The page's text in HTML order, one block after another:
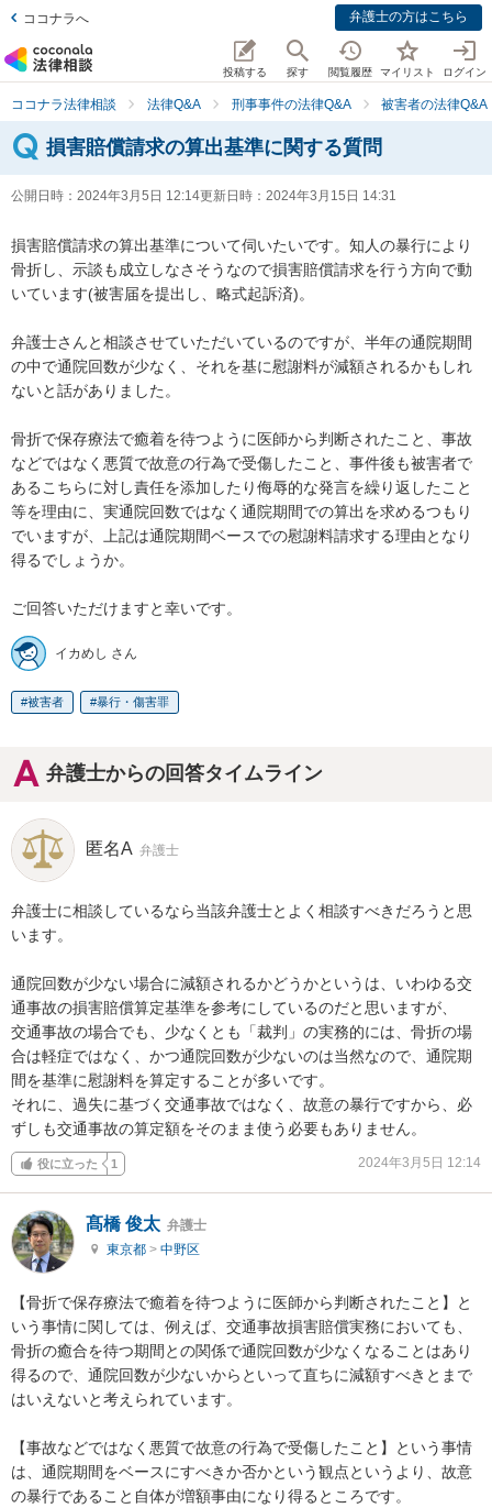
ココナラへ 弁護士の方はこちら
投稿する 探す 閲覧履歴 マイリスト ログイン
ココナラ法律相談 法律Q&A 刑事事件の法律Q&A 被害者の法律Q&A
損害賠償請求の算出基準に関する質問
公開日時： 2024年3月5日 12:14更新日時： 2024年3月15日 14:31
損害賠償請求の算出基準について伺いたいです。知人の暴行により
骨折し、示談も成立しなさそうなので損害賠償請求を行う方向で動
いています(被害届を提出し、略式起訴済)。
弁護士さんと相談させていただいているのですが、半年の通院期間
の中で通院回数が少なく、それを基に慰謝料が減額されるかもしれ
ないと話がありました。
骨折で保存療法で癒着を待つように医師から判断されたこと、事故
などではなく悪質で故意の行為で受傷したこと、事件後も被害者で
あるこちらに対し責任を添加したり侮辱的な発言を繰り返したこと
等を理由に、実通院回数ではなく通院期間での算出を求めるつもり
でいますが、上記は通院期間ベースでの慰謝料請求する理由となり
得るでしょうか。
ご回答いただけますと幸いです。
イカめし さん
被害者 暴行・傷害罪
弁護士からの回答タイムライン
匿名A 弁護士
弁護士に相談しているなら当該弁護士とよく相談すべきだろうと思
います。
通院回数が少ない場合に減額されるかどうかというは、いわゆる交
通事故の損害賠償算定基準を参考にしているのだと思いますが、
交通事故の場合でも、少なくとも「裁判」の実務的には、骨折の場
合は軽症ではなく、かつ通院回数が少ないのは当然なので、通院期
間を基準に慰謝料を算定することが多いです。
それに、過失に基づく交通事故ではなく、故意の暴行ですから、必
ずしも交通事故の算定額をそのまま使う必要もありません。
役に立った 1 2024年3月5日 12:14
髙橋 俊太 弁護士
東京都 > 中野区
【骨折で保存療法で癒着を待つように医師から判断されたこと】と
いう事情に関しては、例えば、交通事故損害賠償実務においても、
骨折の癒合を待つ期間との関係で通院回数が少なくなることはあり
得るので、通院回数が少ないからといって直ちに減額すべきとまで
はいえないと考えられています。
【事故などではなく悪質で故意の行為で受傷したこと】という事情
は、通院期間をベースにすべきか否かという観点というより、故意
の暴行であること自体が増額事由になり得るところです。